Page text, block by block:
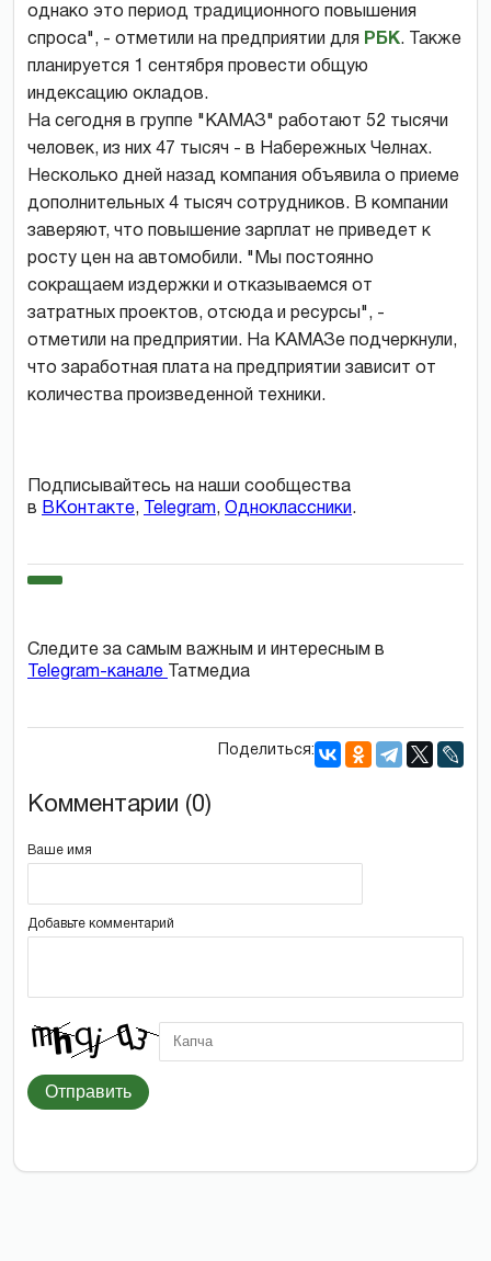
однако это период традиционного повышения
спроса", - отметили на предприятии для РБК. Также
планируется 1 сентября провести общую
индексацию окладов.
На сегодня в группе "КАМАЗ" работают 52 тысячи
человек, из них 47 тысяч - в Набережных Челнах.
Несколько дней назад компания объявила о приеме
дополнительных 4 тысяч сотрудников. В компании
заверяют, что повышение зарплат не приведет к
росту цен на автомобили. "Мы постоянно
сокращаем издержки и отказываемся от
затратных проектов, отсюда и ресурсы", -
отметили на предприятии. На КАМАЗе подчеркнули,
что заработная плата на предприятии зависит от
количества произведенной техники.
Подписывайтесь на наши сообщества
в ВКонтакте, Telegram, Одноклассники.
Следите за самым важным и интересным в
Telegram-канале
Татмедиа
Поделиться:
Комментарии (0)
Ваше имя
Добавьте комментарий
Отправить